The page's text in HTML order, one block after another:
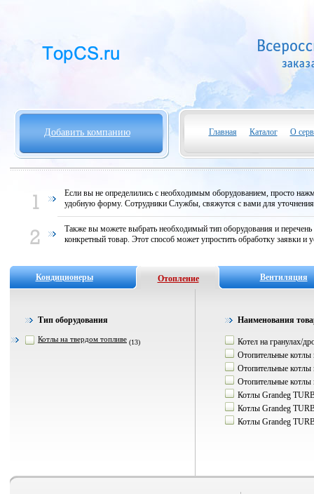
Добавить компанию Главная Каталог О
Если вы не определились с необходимым оборудованием, просто
удобную форму. Сотрудники Службы, свяжутся с вами для
Также вы можете выбрать необходимый тип оборудования и
конкретный товар. Этот способ может упростить обработку заявки и
Кондиционеры Отопление Вентиляция
Тип оборудования
Котлы на твердом топливе (13)
Наименования
Котел на гранулах/
Отопительные котлы
Отопительные котлы
Отопительные котлы
Котлы Grandeg
Котлы Grandeg
Котлы Grandeg